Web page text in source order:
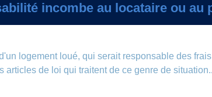
incombe au locataire ou au
logement loué, qui serait responsable des
de loi qui traitent de ce genre de